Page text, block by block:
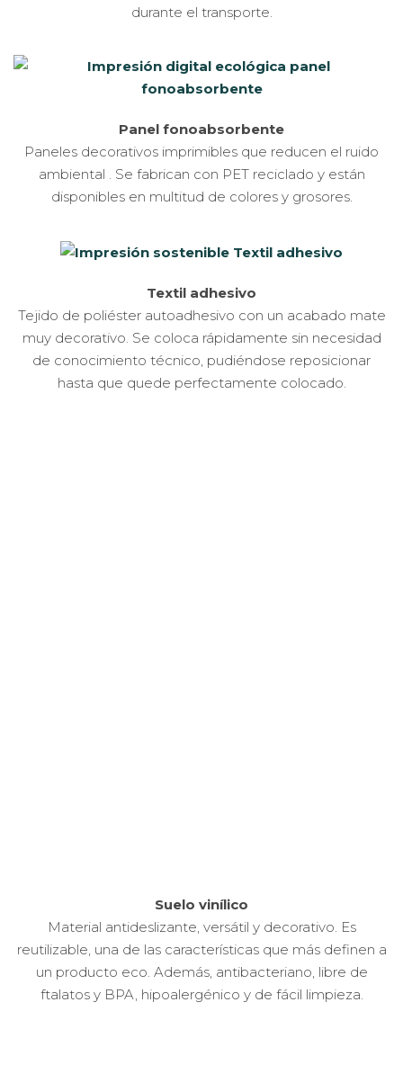
durante el transporte.
Panel fonoabsorbente
Paneles decorativos imprimibles que reducen el ruido
ambiental . Se fabrican con PET reciclado y están
disponibles en multitud de colores y grosores.
Textil adhesivo
Tejido de poliéster autoadhesivo con un acabado mate
muy decorativo. Se coloca rápidamente sin necesidad
de conocimiento técnico, pudiéndose reposicionar
hasta que quede perfectamente colocado.
Suelo vinílico
Material antideslizante, versátil y decorativo. Es
reutilizable, una de las características que más definen a
un producto eco. Además, antibacteriano, libre de
ftalatos y BPA, hipoalergénico y de fácil limpieza.